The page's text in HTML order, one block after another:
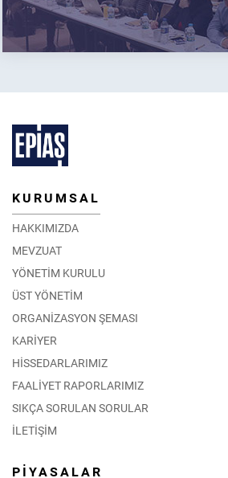
KURUMSAL
HAKKIMIZDA
MEVZUAT
YÖNETİM KURULU
ÜST YÖNETİM
ORGANİZASYON ŞEMASI
KARİYER
HİSSEDARLARIMIZ
FAALİYET RAPORLARIMIZ
SIKÇA SORULAN SORULAR
İLETİŞİM
PİYASALAR